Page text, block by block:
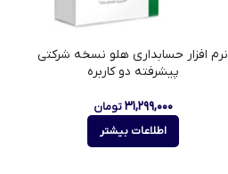
نرم افزار حسابداری هلو نسخه شرکتی
پیشرفته دو کاربره
۳۱,۲۹۹,۰۰۰ تومان
اطلاعات بیشتر